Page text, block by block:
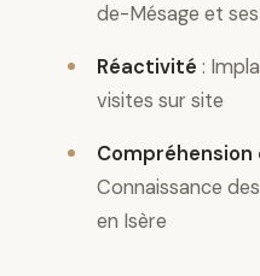
de-Mésage et
Réactivité :
visites sur site
Connaissance
en Isère